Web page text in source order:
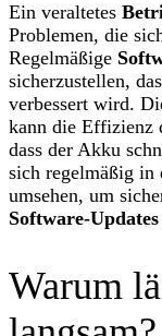
Ein veraltetes
Problemen, die
Regelmäßige
sicherzustellen,
verbessert wird.
kann die Effizienz
dass der Akku
sich regelmäßig in
umsehen, um
Software-Updates
Warum